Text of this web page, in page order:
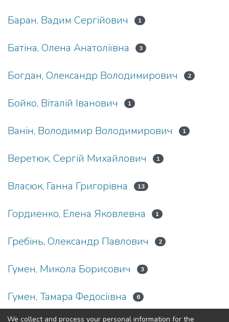
Баран, Вадим Сергійович 1
Батіна, Олена Анатоліївна 3
Богдан, Олександр Володимирович 2
Бойко, Віталій Іванович 1
Ванін, Володимир Володимирович 1
Веретюк, Сергій Михайлович 1
Власюк, Ганна Григорівна 13
Гордиенко, Елена Яковлевна 1
Гребінь, Олександр Павлович 2
Гумен, Микола Борисович 3
Гумен, Тамара Федосіївна 6
We collect and process your personal information for the